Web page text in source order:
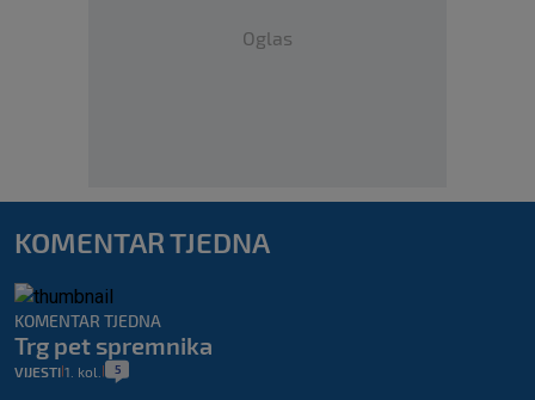
Oglas
KOMENTAR TJEDNA
KOMENTAR TJEDNA
Trg pet spremnika
VIJESTI 1. kol. 5